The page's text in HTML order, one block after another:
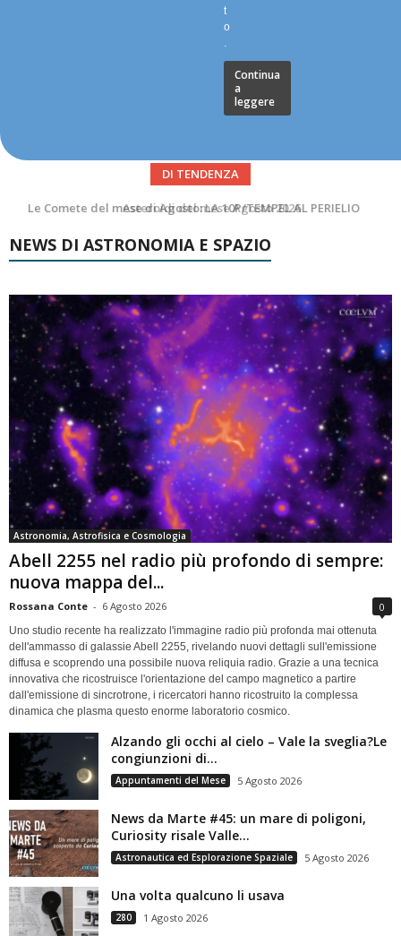
t
o
.
Continua
a
leggere
DI TENDENZA
Asteroidi del mese Agosto 2026
NEWS DI ASTRONOMIA E SPAZIO
Astronomia, Astrofisica e Cosmologia
Abell 2255 nel radio più profondo di sempre:
nuova mappa del...
Rossana Conte - 6 Agosto 2026 0
Uno studio recente ha realizzato l'immagine radio più profonda mai ottenuta
dell'ammasso di galassie Abell 2255, rivelando nuovi dettagli sull'emissione
diffusa e scoprendo una possibile nuova reliquia radio. Grazie a una tecnica
innovativa che ricostruisce l'orientazione del campo magnetico a partire
dall'emissione di sincrotrone, i ricercatori hanno ricostruito la complessa
dinamica che plasma questo enorme laboratorio cosmico.
Alzando gli occhi al cielo – Vale la sveglia?Le
congiunzioni di...
Appuntamenti del Mese 5 Agosto 2026
News da Marte #45: un mare di poligoni,
Curiosity risale Valle...
Astronautica ed Esplorazione Spaziale 5 Agosto 2026
Una volta qualcuno li usava
280 1 Agosto 2026